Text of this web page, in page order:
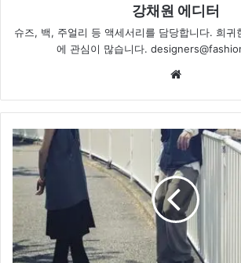
강채원 에디터
슈즈, 백, 주얼리 등 액세서리를 담당합니다. 희귀
에 관심이 많습니다.
여
름
햇
자